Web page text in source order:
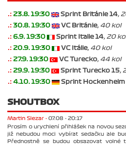
.: 23.8. 19:30 Sprint Británie 14,
.: 30.8. 19:30 VC Británie, 40 kol
.: 6.9. 19:30 Sprint Italie 14, 20
.: 20.9. 19:30 VC Itálie, 40 kol
.: 27.9. 19:30 VC Turecko, 44 kol
.: 29.9. 19:30 Sprint Turecko 15,
.: 4.10. 19:30 Sprint Hockenheim
SHOUTBOX
Martin Slezar - 07.08 - 20:17
Prosím o urychlení přihlášek na novou
již nebudou moci vybírat sedačku ale
Přednostně se budou obsazovat volné